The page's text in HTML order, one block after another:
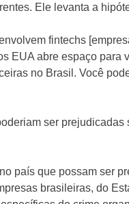
Ele levanta a
fintechs
EUA abre espaço para
no Brasil. Você
ser
país que possam ser
brasileiras, do